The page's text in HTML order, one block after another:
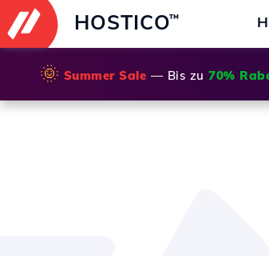
HOSTICO™
🌞 Summer Sale — Bis zu 70%